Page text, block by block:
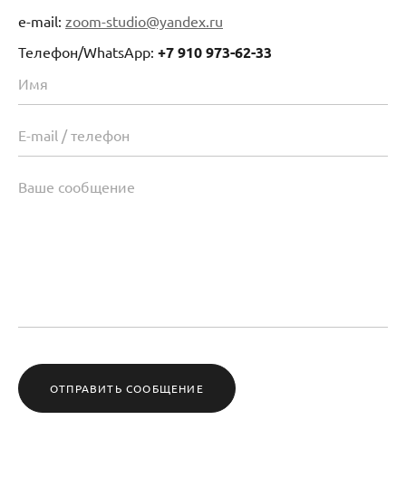
e-mail: zoom-studio@yandex.ru
Телефон/WhatsApp: +7 910 973-62-33
ОТПРАВИТЬ СООБЩЕНИЕ